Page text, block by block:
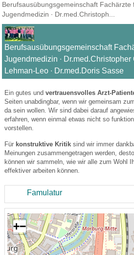
Berufsausübungsgemeinschaft Fachärzte
Jugendmedizin ∙ Dr.med.Christoph...
Berufsausübungsgemeinschaft
Jugendmedizin ∙ Dr.med.Christopher
Lehman-Leo ∙ Dr.med.Doris Sasse
Ein gutes und vertrauensvolles Arzt-
Seiten unabdingbar, wenn wir gemeinsam
da sein wollen. Wir sind dabei darauf
erfahren, wenn einmal etwas nicht so
vorstellen.
Für konstruktive Kritiksind wir immer
Meinungen zusammengetragen werden,
können wir sammeln, wie wir alle zum Wohl
effektiver arbeiten können.
Famulatur
+−